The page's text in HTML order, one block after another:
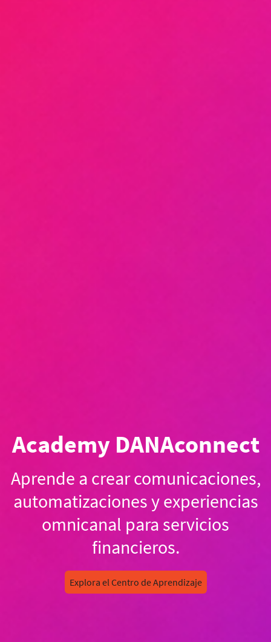
Academy DANAconnect
Aprende a crear comunicaciones,
automatizaciones y experiencias
omnicanal para servicios
financieros.
Explora el Centro de Aprendizaje